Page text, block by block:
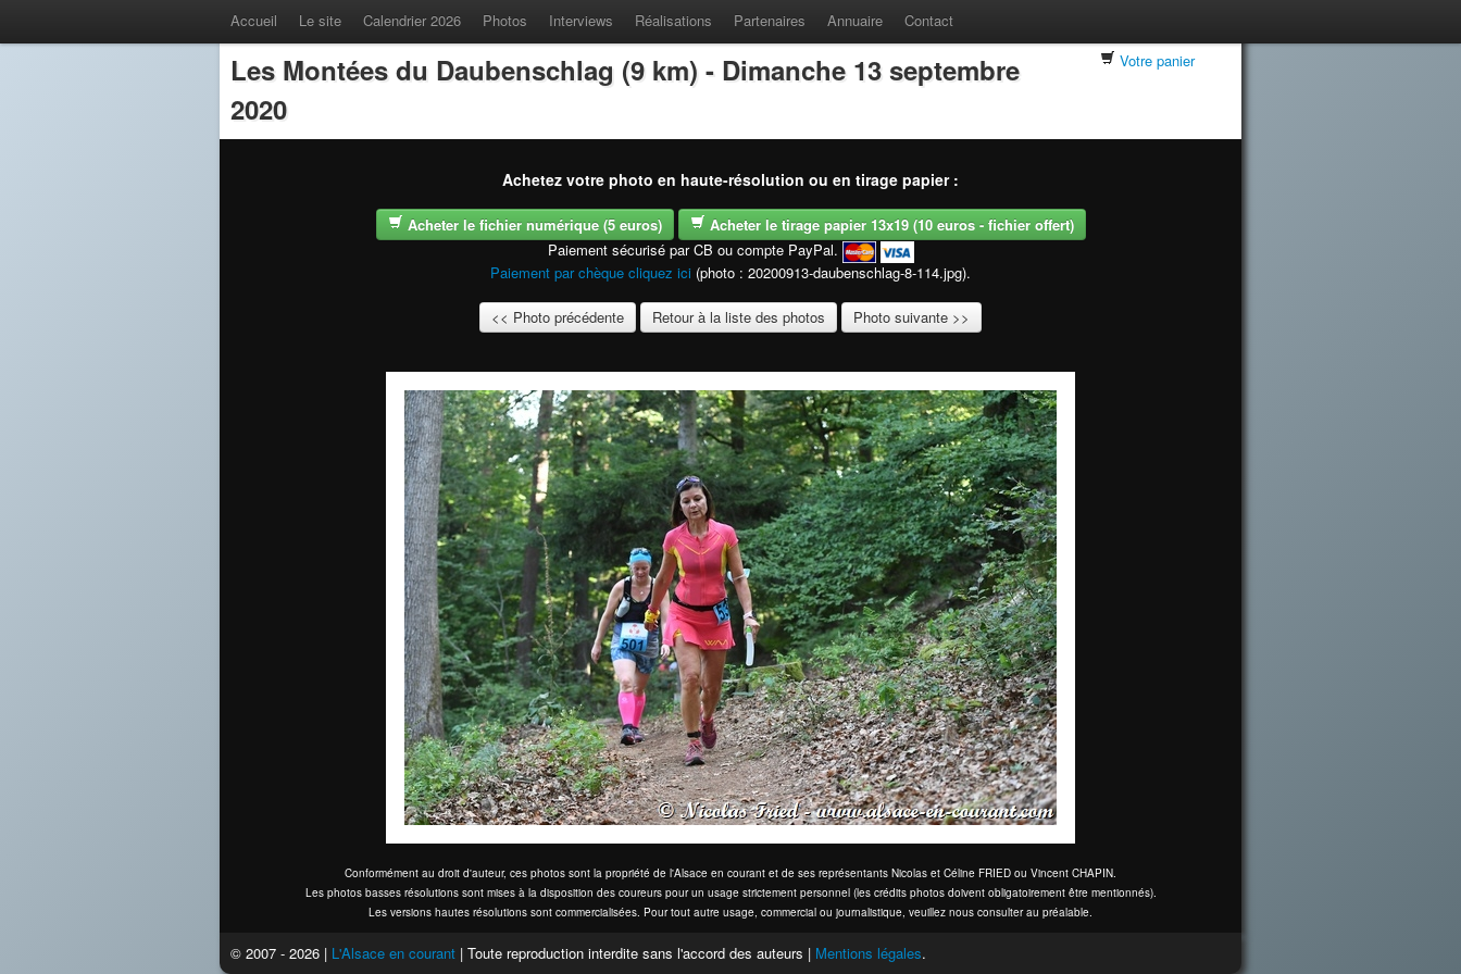
Accueil Le site Calendrier 2026 Photos Interviews Réalisations Partenaires Annuaire Contact
Les Montées du Daubenschlag (9 km) - Dimanche 13 septembre
2020
Votre panier
Achetez votre photo en haute-résolution ou en tirage papier :
Acheter le fichier numérique (5 euros)
Acheter le tirage papier 13x19 (10 euros - fichier offert)
Paiement sécurisé par CB ou compte PayPal.
Paiement par chèque cliquez ici (photo : 20200913-daubenschlag-8-114.jpg).
<< Photo précédente Retour à la liste des photos Photo suivante >>
Conformément au droit d'auteur, ces photos sont la propriété de l'Alsace en courant et de ses représentants Nicolas et Céline FRIED ou Vincent CHAPIN.
Les photos basses résolutions sont mises à la disposition des coureurs pour un usage strictement personnel (les crédits photos doivent obligatoirement être mentionnés).
Les versions hautes résolutions sont commercialisées. Pour tout autre usage, commercial ou journalistique, veuillez nous consulter au préalable.
© 2007 - 2026 | L'Alsace en courant | Toute reproduction interdite sans l'accord des auteurs | Mentions légales.